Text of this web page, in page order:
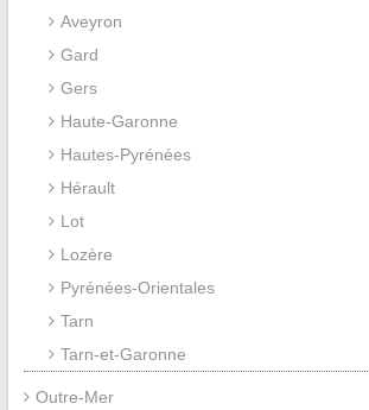
Aveyron
Gard
Gers
Haute-Garonne
Hautes-Pyrénées
Hérault
Lot
Lozère
Pyrénées-Orientales
Tarn
Tarn-et-Garonne
Outre-Mer